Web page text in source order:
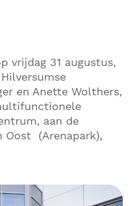
vrijdag 31 augustus,
en Anette Wolthers,
aan de
Oost (Arenapark),